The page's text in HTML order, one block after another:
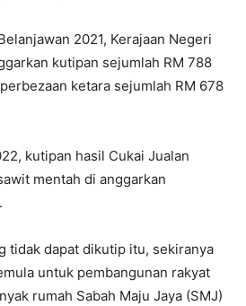
2021, Kerajaan Negeri
kutipan sejumlah RM 788
ketara sejumlah RM 678
kutipan hasil Cukai Jualan
mentah di anggarkan
tidak dapat dikutip itu, sekiranya
untuk pembangunan rakyat
rumah Sabah Maju Jaya (SMJ)